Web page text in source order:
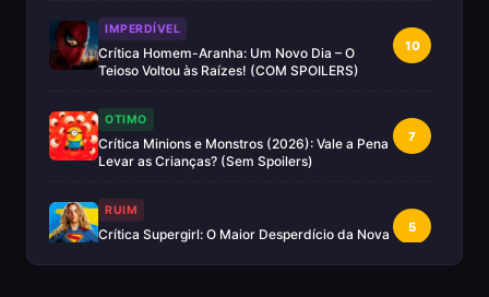
IMPERDÍVEL
Crítica Homem-Aranha: Um Novo Dia – O
Teioso Voltou às Raízes! (COM SPOILERS)
10
OTIMO
Crítica Minions e Monstros (2026): Vale a Pena
Levar as Crianças? (Sem Spoilers)
7
RUIM
Crítica Supergirl: O Maior Desperdício da Nova
5